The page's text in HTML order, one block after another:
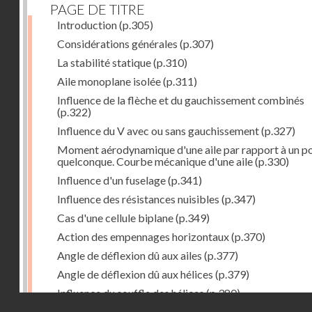
PAGE DE TITRE
Introduction(p.305)
Considérations générales (p.307)
La stabilité statique(p.310)
Aile monoplane isolée(p.311)
Influence de la flèche et du gauchissement combinés
(p.322)
Influence du V avec ou sans gauchissement(p.327)
Moment aérodynamique d'une aile par rapport à un
quelconque. Courbe mécanique d'une aile(p.330)
Influence d'un fuselage(p.341)
Influence des résistances nuisibles (p.347)
Cas d'une cellule biplane(p.349)
Action des empennages horizontaux(p.370)
Angle de déflexion dû aux ailes (p.377)
Angle de déflexion dû aux hélices (p.379)
Influence du souffle des hélices(p.380)